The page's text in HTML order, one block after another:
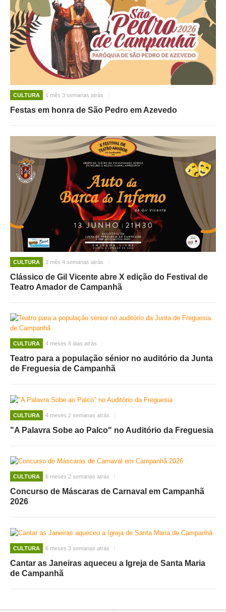
CULTURA 1 mês 3 semanas atrás
Festas em honra de São Pedro em Azevedo
CULTURA 1 mês 4 semanas atrás
Clássico de Gil Vicente abre X edição do Festival de
Teatro Amador de Campanhã
CULTURA 4 meses 6 dias atrás
Teatro para a população sénior no auditório da Junta
de Freguesia de Campanhã
CULTURA 4 meses 2 semanas atrás
"A Palavra Sobe ao Palco" no Auditório da Freguesia
CULTURA 6 meses 2 semanas atrás
Concurso de Máscaras de Carnaval em Campanhã
2026
CULTURA 6 meses 3 semanas atrás
Cantar as Janeiras aqueceu a Igreja de Santa Maria
de Campanhã